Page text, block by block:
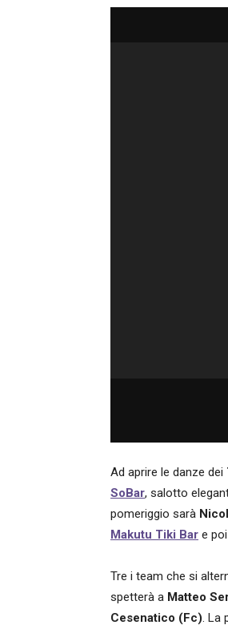
Ad aprire le danze dei
SoBar, salotto
pomeriggio sarà
Makutu Tiki Bar e
Tre i team che si
spetterà a Matteo
Cesenatico (Fc). La